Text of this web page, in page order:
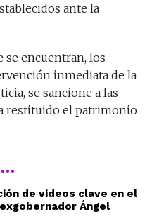
ante la
se encuentran, los
inmediata de la
se sancione a las
restituido el patrimonio
…
de videos clave en el
Ángel